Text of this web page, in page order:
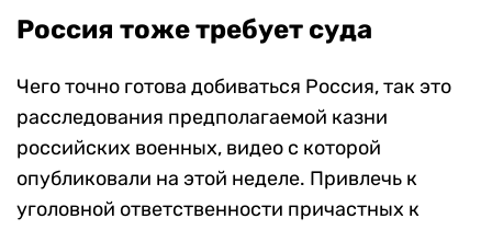
Россия тоже требует суда
Чего точно готова добиваться Россия, так это
расследования предполагаемой казни
российских военных, видео с которой
опубликовали на этой неделе. Привлечь к
уголовной ответственности причастных к